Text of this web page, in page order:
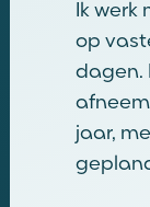
Ik werk
op
dagen.
jaar,